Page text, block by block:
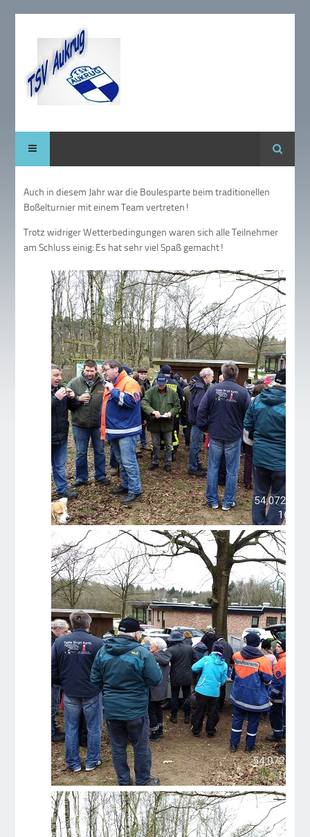
Suche
Auch in diesem Jahr war die Boulesparte beim traditionellen
Boßelturnier mit einem Team vertreten!
Trotz widriger Wetterbedingungen waren sich alle Teilnehmer
am Schluss einig: Es hat sehr viel Spaß gemacht!